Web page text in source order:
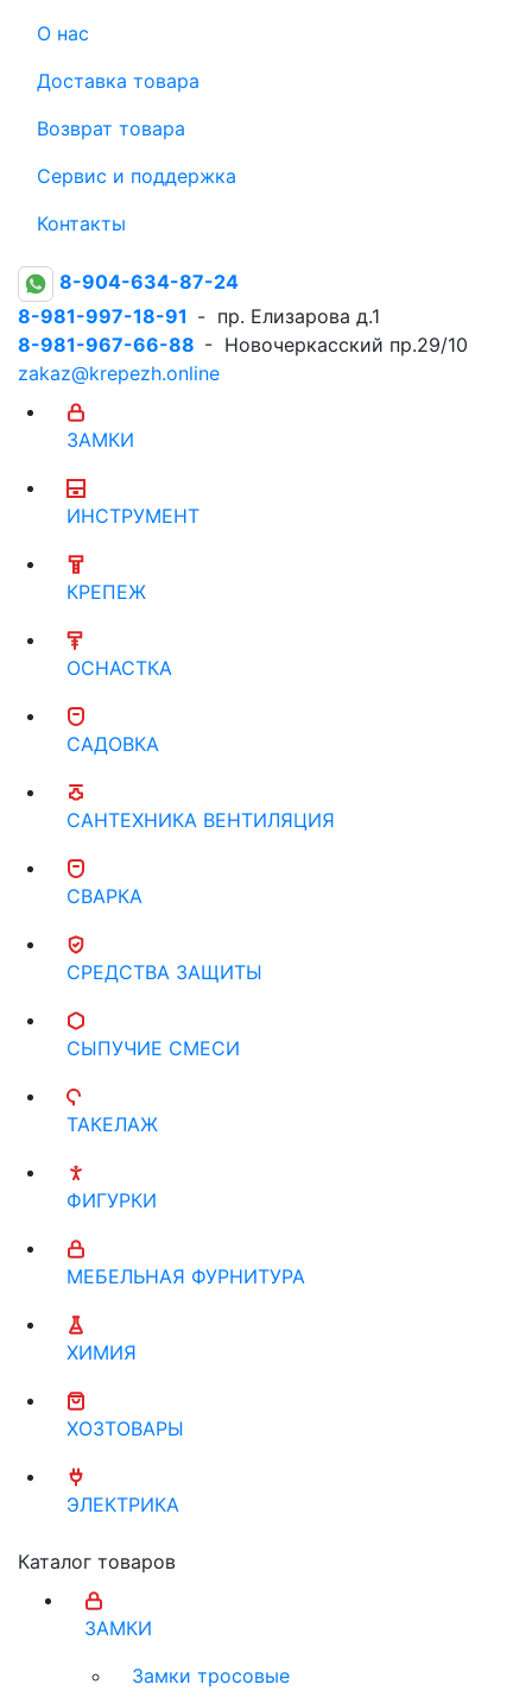
О нас
Доставка товара
Возврат товара
Сервис и поддержка
Контакты
8-904-634-87-24
8-981-997-18-91 - пр. Елизарова д.1
8-981-967-66-88 - Новочеркасский пр.29/10
zakaz@krepezh.online
ЗАМКИ
ИНСТРУМЕНТ
КРЕПЕЖ
ОСНАСТКА
САДОВКА
САНТЕХНИКА ВЕНТИЛЯЦИЯ
СВАРКА
СРЕДСТВА ЗАЩИТЫ
СЫПУЧИЕ СМЕСИ
ТАКЕЛАЖ
ФИГУРКИ
МЕБЕЛЬНАЯ ФУРНИТУРА
ХИМИЯ
ХОЗТОВАРЫ
ЭЛЕКТРИКА
Каталог товаров
ЗАМКИ
Замки тросовые